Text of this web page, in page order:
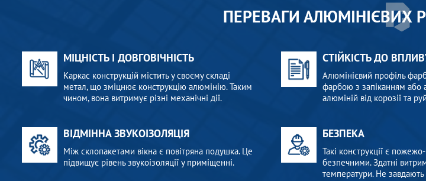
ПЕРЕВАГИ АЛЮМІНІЄВИХ
МІЦНІСТЬ І ДОВГОВІЧНІСТЬ
Каркас конструкцій містить у своєму складі
метал, що зміцнює конструкцію алюмінію. Таким
чином, вона витримує різні механічні дії.
СТІЙКІСТЬ ДО
Алюмінієвий профіль
фарбою з запіканням або
алюміній від корозії та
ВІДМІННА ЗВУКОІЗОЛЯЦІЯ
Між склопакетами вікна є повітряна подушка. Це
підвищує рівень звукоізоляції у приміщенні.
БЕЗПЕКА
Такі конструкції є
безпечними. Здатні
температури. Не